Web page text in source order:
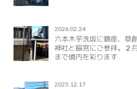
2026.02.24
六本木芋洗坂に鎮座、草
神社と脇宮にご参拝。２
まで境内を彩ります
2025.12.17